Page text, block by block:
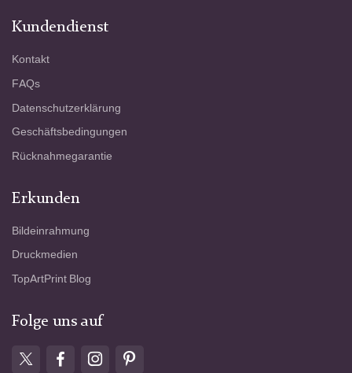
Kundendienst
Kontakt
FAQs
Datenschutzerklärung
Geschäftsbedingungen
Rücknahmegarantie
Erkunden
Bildeinrahmung
Druckmedien
TopArtPrint Blog
Folge uns auf